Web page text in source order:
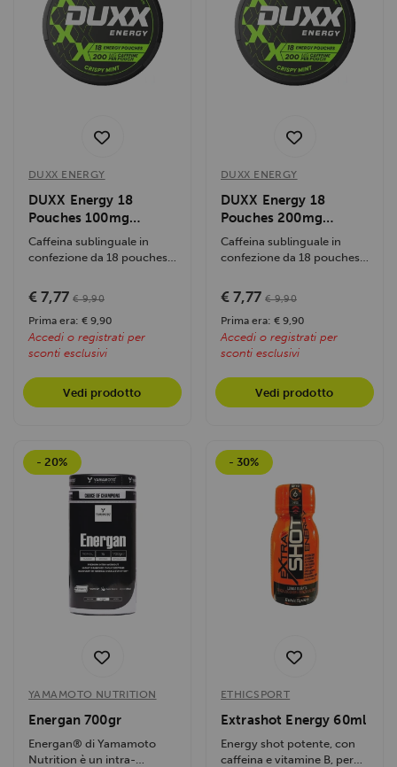
DUXX ENERGY
DUXX Energy 18
Pouches 100mg
Caffeina
Caffeina sublinguale in
confezione da 18 pouches,
caffeina a...
€ 7,77 € 9,90
Prima era: € 9,90
Accedi o registrati per
sconti esclusivi
Vedi prodotto
DUXX ENERGY
DUXX Energy 18
Pouches 200mg
Caffeina
Caffeina sublinguale in
confezione da 18 pouches
ciascuna, 0...
€ 7,77 € 9,90
Prima era: € 9,90
Accedi o registrati per
sconti esclusivi
Vedi prodotto
- 20%
YAMAMOTO NUTRITION
Energan 700gr
Energan® di Yamamoto
Nutrition è un intra-
- 30%
ETHICSPORT
Extrashot Energy 60ml
Energy shot potente, con
caffeina e vitamine B, per